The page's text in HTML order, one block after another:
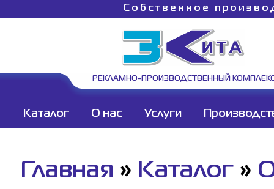
Собственное
РЕКЛАМНО-ПРОИЗВОДСТВЕННЫЙ
Каталог О нас Услуги
Главная » Каталог»